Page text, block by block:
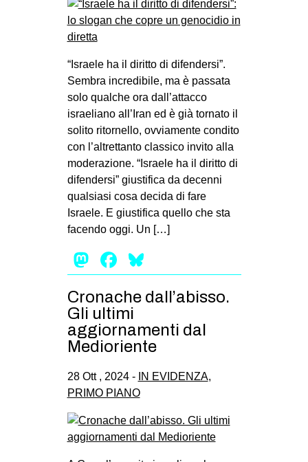
“Israele ha il diritto di difendersi”.
Sembra incredibile, ma è passata
solo qualche ora dall’attacco
israeliano all’Iran ed è già tornato il
solito ritornello, ovviamente condito
con l’altrettanto classico invito alla
moderazione. “Israele ha il diritto di
difendersi” giustifica da decenni
qualsiasi cosa decida di fare
Israele. E giustifica quello che sta
facendo oggi. Un […]
Mastodon
Facebook
Cronache dall’abisso.
Gli ultimi
aggiornamenti dal
Medioriente
28 Ott , 2024 - IN EVIDENZA,
PRIMO PIANO